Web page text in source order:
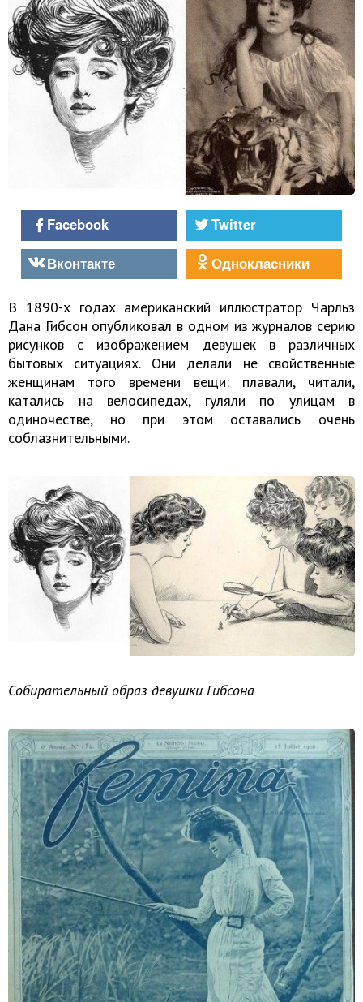
Facebook
Twitter
Вконтакте
Однокласники
В 1890-х годах американский иллюстратор Чарльз
Дана Гибсон опубликовал в одном из журналов серию
рисунков с изображением девушек в различных
бытовых ситуациях. Они делали не свойственные
женщинам того времени вещи: плавали, читали,
катались на велосипедах, гуляли по улицам в
одиночестве, но при этом оставались очень
соблазнительными.
Собирательный образ девушки Гибсона